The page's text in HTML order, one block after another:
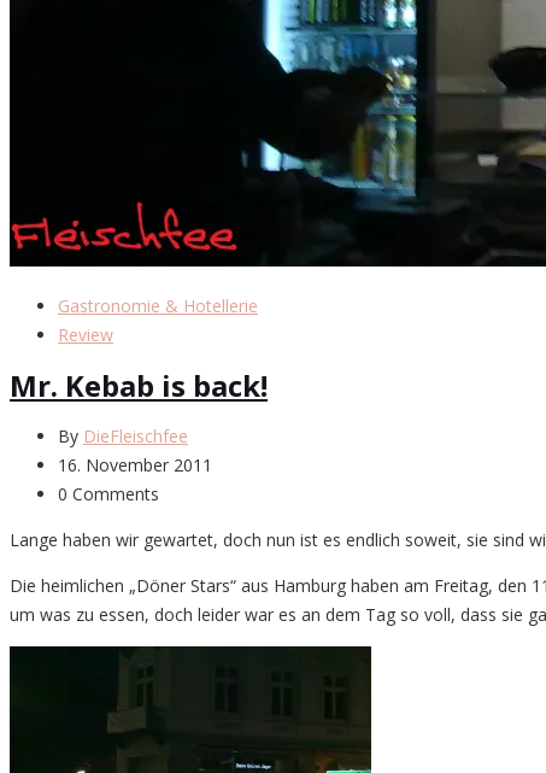
Gastronomie & Hotellerie
Review
Mr. Kebab is back!
By DieFleischfee
16. November 2011
0 Comments
Lange haben wir gewartet, doch nun ist es endlich soweit, sie sind
Die heimlichen „Döner Stars“ aus Hamburg haben am Freitag,
um was zu essen, doch leider war es an dem Tag so voll, dass sie